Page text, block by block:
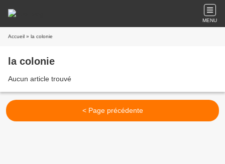
MENU
Accueil » la colonie
la colonie
Aucun article trouvé
< Page précédente